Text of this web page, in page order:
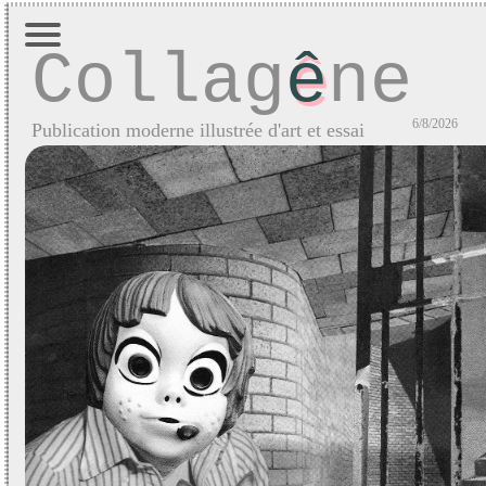
Collagêne
Publication moderne illustrée d'art et essai 6/8/2026